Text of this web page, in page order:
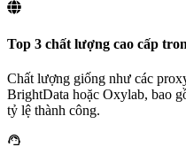
Top 3 chất lượng cao cấp
Chất lượng giống như các
BrightData hoặc Oxylab, bao
tỷ lệ thành công.